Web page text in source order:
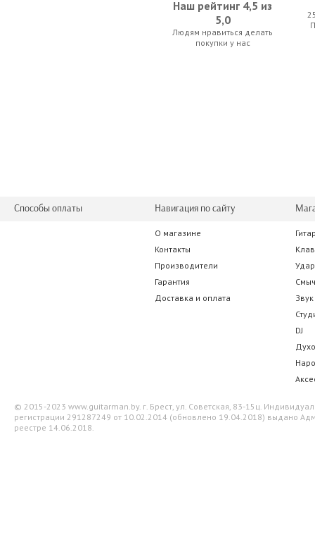
Kapaier 520 KPE 1/2 Thomastik
Наш рейтинг 4,5 из
5,0
Людям нравиться делать
покупки у нас
Способы оплаты Навигация по сайту
О магазине
Контакты
Производители
Гарантия
Доставка и оплата
Звук
DJ
© 2015-2023 www.guitarman.by. г. Брест, ул. Советская, 83-15ц.
регистрации 291287249 от 10.02.2014 (обновлено 19.04.2018) выдано
реестре 14.06.2018.